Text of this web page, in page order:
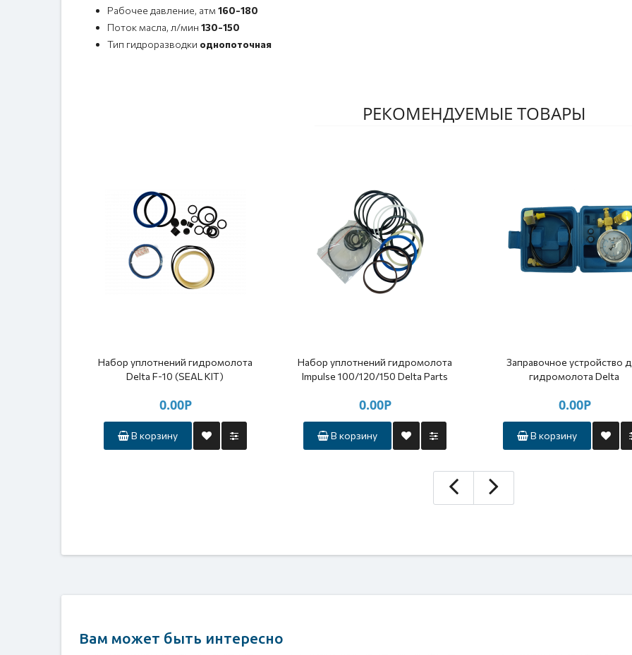
Рабочее давление, атм 160-180
Поток масла, л/мин 130-150
Тип гидроразводки однопоточная
РЕКОМЕНДУЕМЫЕ ТОВАРЫ
Набор уплотнений гидромолота
Delta F-10 (SEAL KIT)
0.00Р
В корзину
Набор уплотнений гидромолота
Impulse 100/120/150 Delta Parts
0.00Р
В корзину
Заправочное устройство
гидромолота Delta
0.00Р
В корзину
Вам может быть интересно